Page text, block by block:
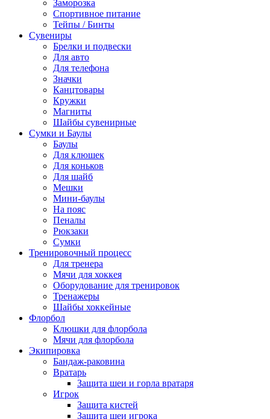
Заморозка
Спортивное питание
Тейпы / Бинты
Сувениры
Брелки и подвески
Для авто
Для телефона
Значки
Канцтовары
Кружки
Магниты
Шайбы сувенирные
Сумки и Баулы
Баулы
Для клюшек
Для коньков
Для шайб
Мешки
Мини-баулы
На пояс
Пеналы
Рюкзаки
Сумки
Тренировочный процесс
Для тренера
Мячи для хоккея
Оборудование для тренировок
Тренажеры
Шайбы хоккейные
Флорбол
Клюшки для флорбола
Мячи для флорбола
Экипировка
Бандаж-раковина
Вратарь
Защита шеи и горла вратаря
Игрок
Защита кистей
Защита шеи игрока